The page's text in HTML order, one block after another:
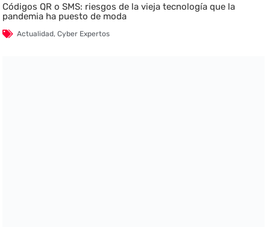
Códigos QR o SMS: riesgos de la vieja tecnología que la
pandemia ha puesto de moda
Actualidad,Cyber Expertos